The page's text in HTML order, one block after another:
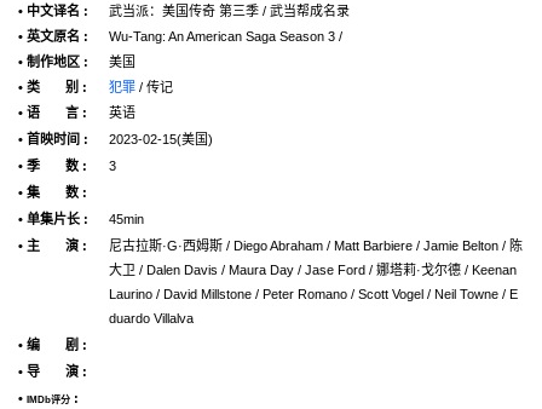
• 中文译名 :
武当派：美国传奇 第三季 / 武当帮成名录
• 英文原名 :
Wu-Tang: An American Saga Season 3 /
• 制作地区 :
美国
• 类 别 :
犯罪 / 传记
• 语 言 :
英语
• 首映时间 :
2023-02-15(美国)
• 季 数 :
3
• 集 数 :
• 单集片长 :
45min
• 主 演 :
尼古拉斯·G·西姆斯 / Diego Abraham / Matt Barbiere / Jamie Belton / 陈
大卫 / Dalen Davis / Maura Day / Jase Ford / 娜塔莉·戈尔德 / Keenan
Laurino / David Millstone / Peter Romano / Scott Vogel / Neil Towne / E
duardo Villalva
• 编 剧 :
• 导 演 :
•
IMDb评分 :